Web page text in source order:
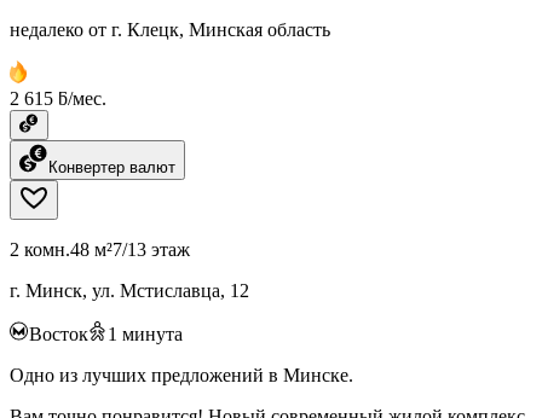
недалеко от г. Клецк, Минская область
2 615 ƃ/мес.
Конвертер валют
2 комн.48 м²7/13 этаж
г. Минск, ул. Мстиславца, 12
Восток 1 минута
Одно из лучших предложений в Минске.